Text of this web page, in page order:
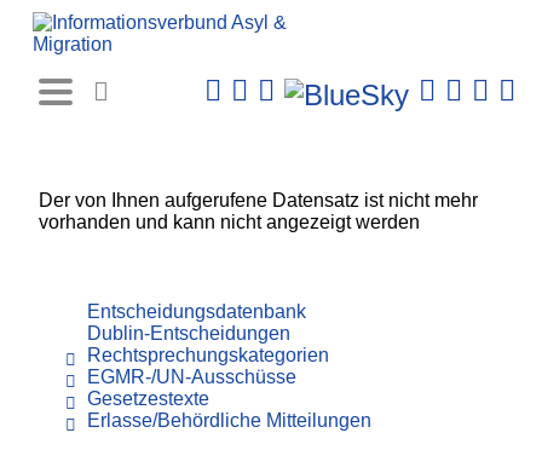
Der von Ihnen aufgerufene Datensatz ist nicht mehr
vorhanden und kann nicht angezeigt werden
Entscheidungsdatenbank
Dublin-Entscheidungen
Rechtsprechungskategorien
EGMR-/UN-Ausschüsse
Gesetzestexte
Erlasse/Behördliche Mitteilungen